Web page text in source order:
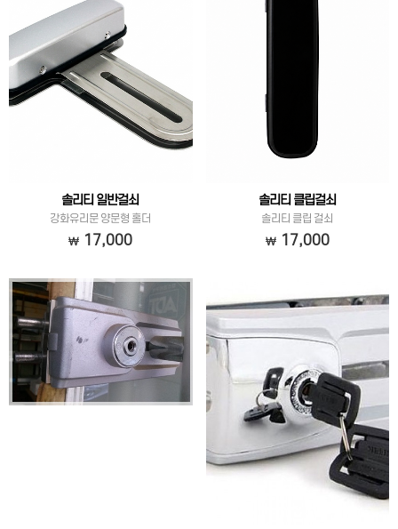
솔리티 일반걸쇠
강화유리문 양문형 홀더
17,000
솔리티 클립걸쇠
솔리티 클립 걸쇠
17,000